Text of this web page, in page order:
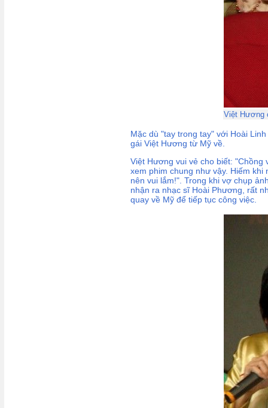
Việt Hương
Mặc dù "tay trong tay" với Hoài
gái Việt Hương từ Mỹ về.
Việt Hương vui vẻ cho biết:
xem phim chung như vậy. Hiếm
nên vui lắm!". Trong khi vợ chụp
nhận ra nhạc sĩ Hoài Phương, rất
quay về Mỹ để tiếp tục công việc.